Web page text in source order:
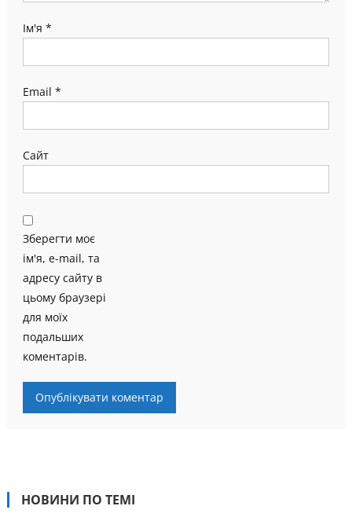
Ім'я *
Email *
Сайт
Зберегти моє
ім'я, e-mail, та
адресу сайту в
цьому браузері
для моїх
подальших
коментарів.
НОВИНИ ПО ТЕМІ